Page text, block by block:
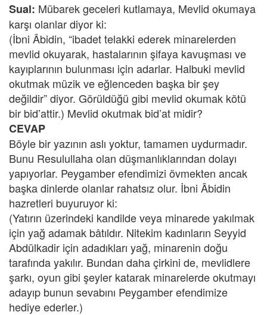
Sual: Mübarek geceleri kutlamaya, Mevlid okumaya
karşı olanlar diyor ki:
(İbni Âbidin, “ibadet telakki ederek minarelerden
mevlid okuyarak, hastalarının şifaya kavuşması ve
kayıplarının bulunması için adarlar. Halbuki mevlid
okutmak müzik ve eğlenceden başka bir şey
değildir” diyor. Görüldüğü gibi mevlid okumak kötü
bir bid’attir.) Mevlid okutmak bid’at midir?
CEVAP
Böyle bir yazının aslı yoktur, tamamen uydurmadır.
Bunu Resulullaha olan düşmanlıklarından dolayı
yapıyorlar. Peygamber efendimizi övmekten ancak
başka dinlerde olanlar rahatsız olur. İbni Âbidin
hazretleri buyuruyor ki:
(Yatırın üzerindeki kandilde veya minarede yakılmak
için yağ adamak bâtıldır. Nitekim kadınların Seyyid
Abdülkadir için adadıkları yağ, minarenin doğu
tarafında yakılır. Bundan daha çirkini de, mevlidlere
şarkı, oyun gibi şeyler katarak minarelerde okutmayı
adayıp bunun sevabını Peygamber efendimize
hediye ederler.)